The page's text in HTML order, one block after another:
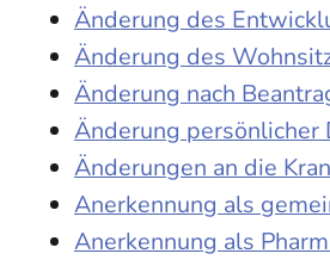
Änderung des
Änderung des
Änderung nach
Änderung persönlicher
Änderungen an die
Anerkennung als
Anerkennung als